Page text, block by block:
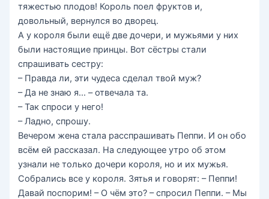
тяжестью плодов! Король поел фруктов и,
довольный, вернулся во дворец.
А у короля были ещё две дочери, и мужьями у них
были настоящие принцы. Вот сёстры стали
спрашивать сестру:
– Правда ли, эти чудеса сделал твой муж?
– Да не знаю я… – отвечала та.
– Так спроси у него!
– Ладно, спрошу.
Вечером жена стала расспрашивать Пеппи. И он обо
всём ей рассказал. На следующее утро об этом
узнали не только дочери короля, но и их мужья.
Собрались все у короля. Зятья и говорят: – Пеппи!
Давай поспорим! – О чём это? – спросил Пеппи. – Мы